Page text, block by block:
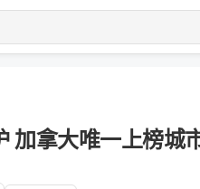
加拿大唯一上榜城